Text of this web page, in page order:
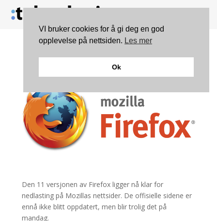
Last ned Firefox 11
Den 11 versjonen av Firefox ligger nå klar for
nedlasting på Mozillas nettsider. De offisielle sidene er
ennå ikke blitt oppdatert, men blir trolig det på
mandag.
VI bruker cookies for å gi deg en god
opplevelse på nettsiden. Les mer
Ok